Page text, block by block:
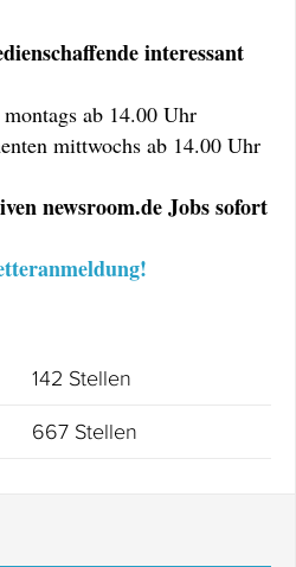
interessant
ab 14.00 Uhr
mittwochs ab 14.00 Uhr
newsroom.de Jobs sofort
142 Stellen
667 Stellen